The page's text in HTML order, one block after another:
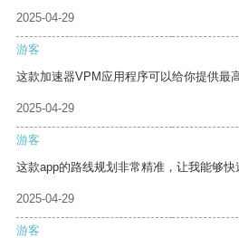
2025-04-29
游客
这款加速器VPM应用程序可以给你提供最
2025-04-29
游客
这款app的路线规划非常精准，让我能够快
2025-04-29
游客